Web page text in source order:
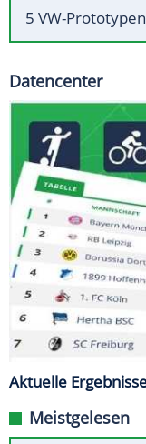
5 VW-
Datencenter
Aktuelle
Meistgelesen